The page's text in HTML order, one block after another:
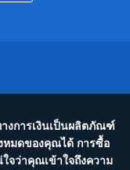
างการเงินเป็นผลิตภัณฑ์
หมดของคุณได้ การซื้อ
จว่าคุณเข้าใจถึงความ